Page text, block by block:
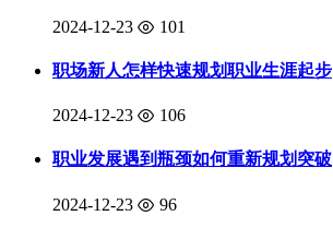
2024-12-23 101
职场新人怎样快速规划职业生涯起步
2024-12-23 106
职业发展遇到瓶颈如何重新规划突破
2024-12-23 96